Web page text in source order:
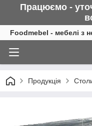
Працюємо -
Foodmebel - мебелі з
Продукція